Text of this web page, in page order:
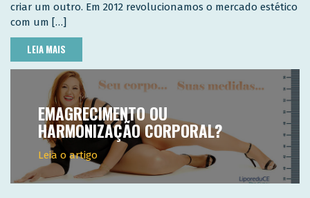
criar um outro. Em 2012 revolucionamos o mercado estético
com um […]
LEIA MAIS
EMAGRECIMENTO OU
HARMONIZAÇÃO CORPORAL?
Leia o artigo